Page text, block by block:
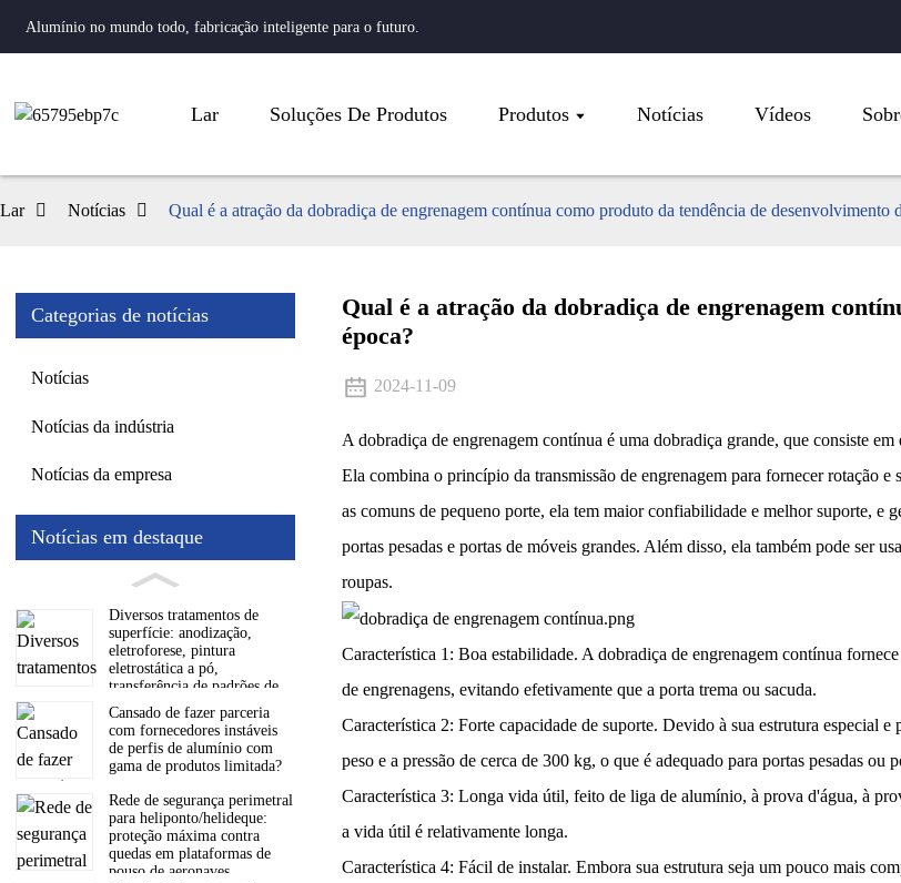
Alumínio no mundo todo, fabricação inteligente para o futuro.
Lar Soluções De Produtos Produtos Notícias Vídeos
Lar Notícias Qual é a atração da dobradiça de engrenagem contínua como produto da tendência de desenvolvimento
Categorias de notícias
Notícias
Notícias da indústria
Notícias da empresa
Notícias em destaque
Diversos tratamentos de
superfície: anodização,
eletroforese, pintura
eletrostática a pó,
transferência de padrões de
madeira e muito mais.
Cansado de fazer parceria
com fornecedores instáveis ​​
de perfis de alumínio com
gama de produtos limitada?
Rede de segurança perimetral
para heliponto/helideque:
proteção máxima contra
quedas em plataformas de
pouso de aeronaves.
Qual é a atração da dobradiça de engrenagem
época?
2024-11-09
A dobradiça de engrenagem contínua é uma dobradiça grande, que consiste
Ela combina o princípio da transmissão de engrenagem para fornecer rotação
as comuns de pequeno porte, ela tem maior confiabilidade e melhor suporte, e
portas pesadas e portas de móveis grandes. Além disso, ela também pode ser
roupas.
Característica 1: Boa estabilidade. A dobradiça de engrenagem contínua
de engrenagens, evitando efetivamente que a porta trema ou sacuda.
Característica 2: Forte capacidade de suporte. Devido à sua estrutura especial
peso e a pressão de cerca de 300 kg, o que é adequado para portas pesadas ou
Característica 3: Longa vida útil, feito de liga de alumínio, à prova d'água, à
a vida útil é relativamente longa.
Característica 4: Fácil de instalar. Embora sua estrutura seja um pouco mais